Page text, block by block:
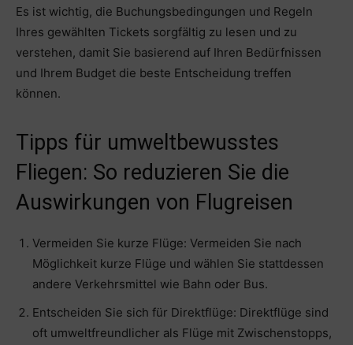
Es ist wichtig, die Buchungsbedingungen und Regeln
Ihres gewählten Tickets sorgfältig zu lesen und zu
verstehen, damit Sie basierend auf Ihren Bedürfnissen
und Ihrem Budget die beste Entscheidung treffen
können.
Tipps für umweltbewusstes
Fliegen: So reduzieren Sie die
Auswirkungen von Flugreisen
Vermeiden Sie kurze Flüge: Vermeiden Sie nach
Möglichkeit kurze Flüge und wählen Sie stattdessen
andere Verkehrsmittel wie Bahn oder Bus.
Entscheiden Sie sich für Direktflüge: Direktflüge sind
oft umweltfreundlicher als Flüge mit Zwischenstopps,